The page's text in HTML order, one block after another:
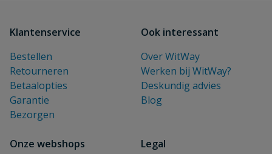
Klantenservice
Bestellen
Retourneren
Betaalopties
Garantie
Bezorgen
Ook interessant
Over WitWay
Werken bij WitWay?
Deskundig advies
Blog
Onze webshops
Legal